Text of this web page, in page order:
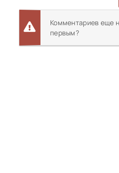
Комментариев еще
первым?